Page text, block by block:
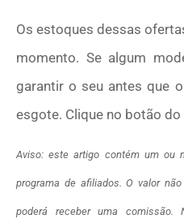
Os estoques dessas
momento. Se algum
garantir o seu antes que
esgote. Clique no botão
Aviso: este artigo contém um ou
programa de afiliados. O valor
poderá receber uma comissão.